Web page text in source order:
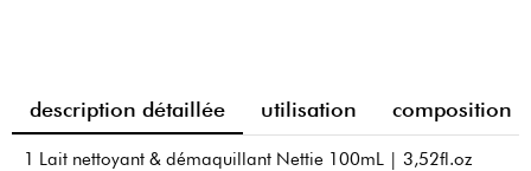
description détaillée utilisation composition
1 Lait nettoyant & démaquillant Nettie 100mL | 3,52fl.oz